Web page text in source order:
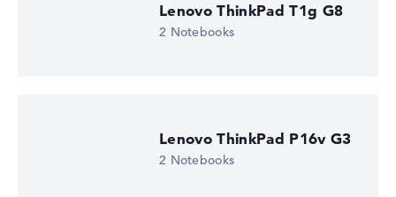
Lenovo ThinkPad T1g G8
2 Notebooks
Lenovo ThinkPad P16v G3
2 Notebooks